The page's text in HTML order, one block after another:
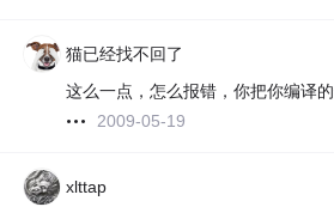
猫已经找不回了
这么一点，怎么报错，你把你编译
2009-05-19
xlttap